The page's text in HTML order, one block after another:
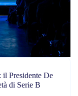
Presidente De
di Serie B